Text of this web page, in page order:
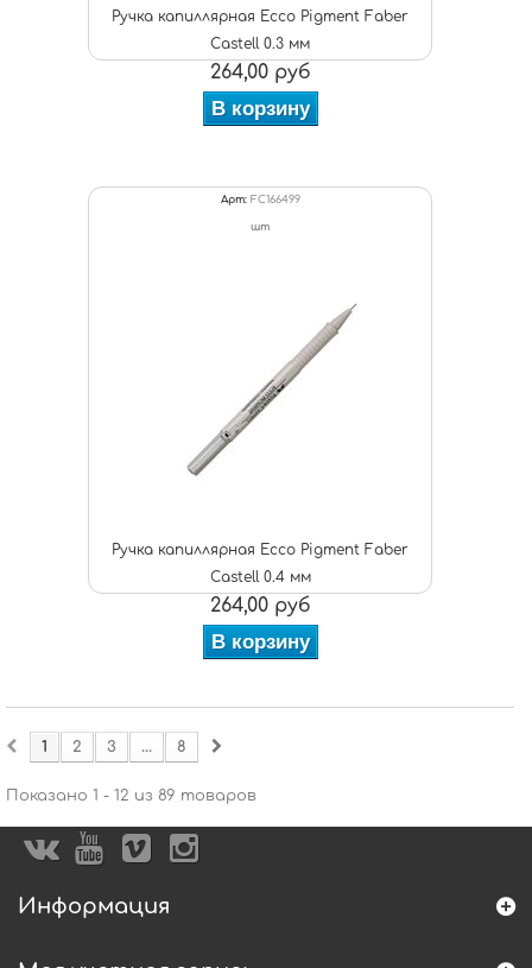
Ручка капиллярная Ecco Pigment Faber
Castell 0.3 мм
264,00 руб
В корзину
Арт: FC166499
шт
Ручка капиллярная Ecco Pigment Faber
Castell 0.4 мм
264,00 руб
В корзину
1 2 3 ... 8
Показано 1 - 12 из 89 товаров
Информация